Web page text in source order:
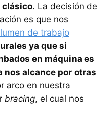
clásico. La decisión de
es que nos
de trabajo
ya que si
en máquina es
nos alcance por otras
arco en nuestra
bracing, el cual nos